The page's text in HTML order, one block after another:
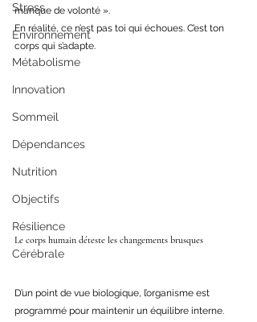
Stress
Environnement
Métabolisme
Innovation
Sommeil
Dépendances
Nutrition
Objectifs
Résilience
Cérébrale
manque de volonté ».
En réalité, ce n’est pas toi qui échoues. C’est ton
corps qui s’adapte.
Le corps humain déteste les changements brusques
D’un point de vue biologique, l’organisme est
programmé pour maintenir un équilibre interne.